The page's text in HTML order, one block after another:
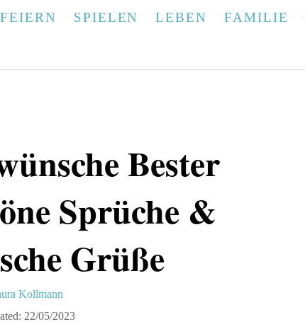
FEIERN SPIELEN LEBEN FAMILIE
Bester
Sprüche &
Grüße
Kollmann
22/05/2023